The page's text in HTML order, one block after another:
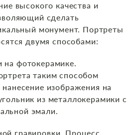
высокого качества и
сделать
монумент. Портреты
двумя способами:
фотокерамике.
таким способом
изображения на
из металлокерамики с
эмали.
гравировки. Процесс